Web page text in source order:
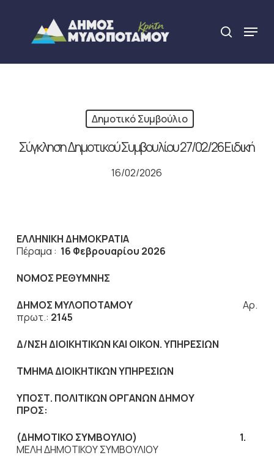
content
search
Menu
Δημοτικό Συμβούλιο
Σύγκληση Δημοτικού Συμβουλίου 27/02/26 Ειδική
16/02/2026
ΕΛΛΗΝΙΚΗ ΔΗΜΟΚΡΑΤΙΑ
Πέραμα : 16 Φεβρουαρίου 2026
ΝΟΜΟΣ ΡΕΘΥΜΝΗΣ
ΔΗΜΟΣ ΜΥΛΟΠΟΤΑΜΟΥ Αρ.
πρωτ.: 2145
Δ/ΝΣΗ ΔΙΟΙΚΗΤΙΚΩΝ ΚΑΙ ΟΙΚΟΝ. ΥΠΗΡΕΣΙΩΝ
ΤΜΗΜΑ ΔΙΟΙΚΗΤΙΚΩΝ ΥΠΗΡΕΣΙΩΝ
ΥΠΟΣΤ. ΠΟΛΙΤΙΚΩΝ ΟΡΓΑΝΩΝ ΔΗΜΟΥ
ΠΡΟΣ:
(ΔΗΜΟΤΙΚΟ ΣΥΜΒΟΥΛΙΟ) 1.
ΜΕΛΗ ΔΗΜΟΤΙΚΟΥ ΣΥΜΒΟΥΛΙΟΥ
Close